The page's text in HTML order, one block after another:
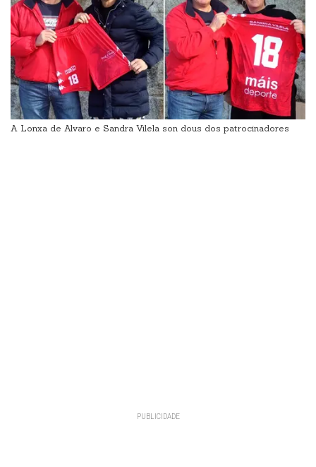
A Lonxa de Alvaro e Sandra Vilela son dous dos patrocinadores